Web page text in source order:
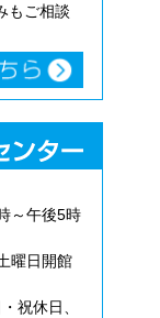
もご相談
～午後5時
曜日開館
祝休日、